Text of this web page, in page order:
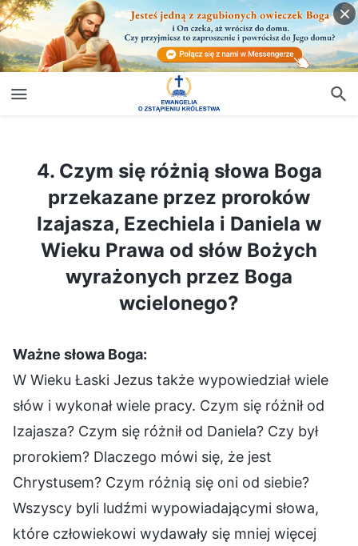
4. Czym się różnią słowa Boga
przekazane przez proroków
Izajasza, Ezechiela i Daniela w
Wieku Prawa od słów Bożych
wyrażonych przez Boga
wcielonego?
Ważne słowa Boga:
W Wieku Łaski Jezus także wypowiedział wiele
słów i wykonał wiele pracy. Czym się różnił od
Izajasza? Czym się różnił od Daniela? Czy był
prorokiem? Dlaczego mówi się, że jest
Chrystusem? Czym różnią się oni od siebie?
Wszyscy byli ludźmi wypowiadającymi słowa,
które człowiekowi wydawały się mniej więcej